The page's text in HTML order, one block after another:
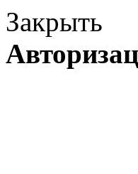
Закрыть